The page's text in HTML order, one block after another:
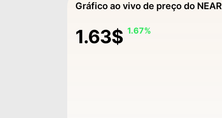
Gráfico ao vivo de preço do NEAR
1.63$ 1.67%